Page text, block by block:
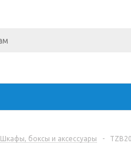
Шкафы, боксы и аксессуары -